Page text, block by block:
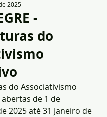
-
do
2025
do Associativismo
de 1 de
2025 até 31 Janeiro de